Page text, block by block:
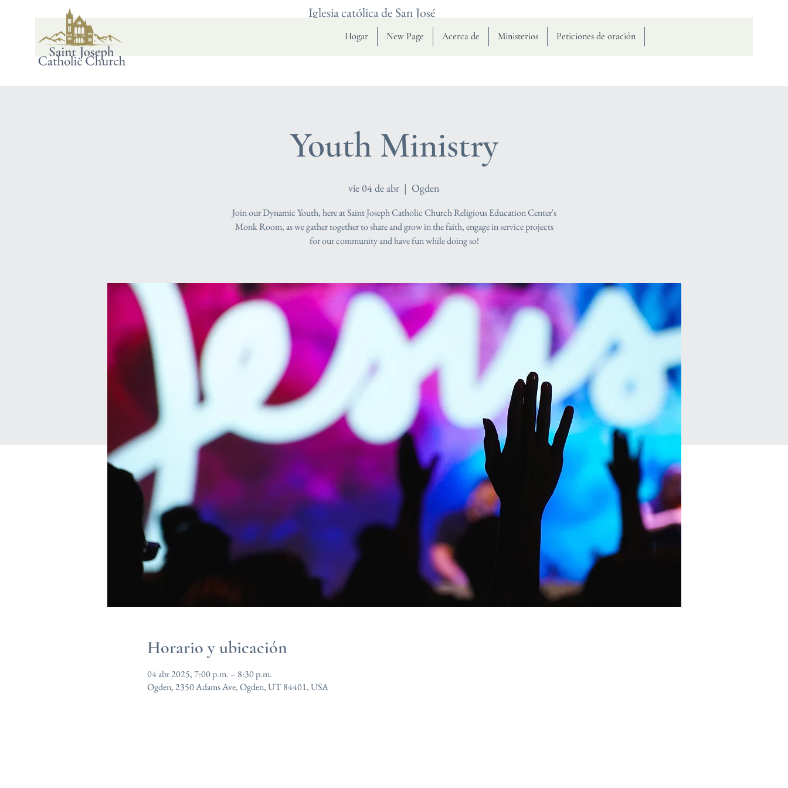
Hogar New Page Acerca de Ministerios Peticiones de oración
Youth Ministry
vie 04 de abr
  |
Ogden
Join our Dynamic Youth, here at Saint Joseph Catholic Church Religious Education Center's
Monk Room, as we gather together to share and grow in the faith, engage in service projects
for our community and have fun while doing so!
Horario y ubicación
04 abr 2025, 7:00 p.m. – 8:30 p.m.
Ogden, 2350 Adams Ave, Ogden, UT 84401, USA
Iglesia católica de San José